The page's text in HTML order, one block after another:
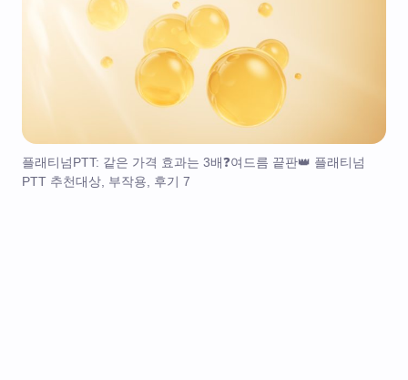
플래티넘PTT: 같은 가격 효과는 3배❓여드름 끝판👑 플래티넘
PTT 추천대상, 부작용, 후기 7